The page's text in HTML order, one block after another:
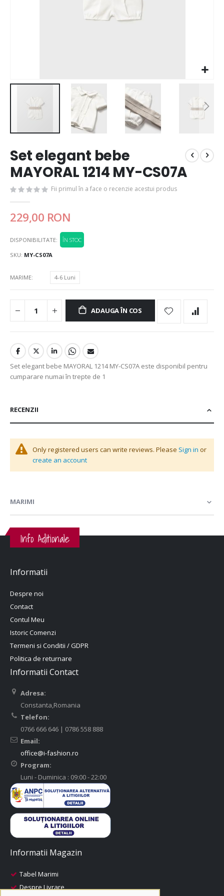
Set elegant bebe
MAYORAL 1214 MY-CS07A
Fii primul în a face o recenzie acestui produs
229,00 RON
DISPONIBILITATE:
ÎN STOC
SKU MY-CS07A
MARIME 4-6 Luni
ADAUGA ÎN COS
Set elegant bebe MAYORAL 1214 MY-CS07A este disponibil pentru
cumparare numai în trepte de 1
RECENZII
Only registered users can write reviews. Please Sign in or
create an account
MARIMI
Info Aditionale
Informatii
Despre noi
Contact
Contul Meu
Istoric Comenzi
Termeni si Conditii / GDPR
Politica de returnare
Informatii Contact
Adresa:
Constanta,Romania
Telefon:
0766 666 646 | 0786 558 888
Email:
office@i-fashion.ro
Program:
Luni - Duminica : 09:00 - 22:00
Informatii Magazin
Tabel Marimi
Despre Livrare